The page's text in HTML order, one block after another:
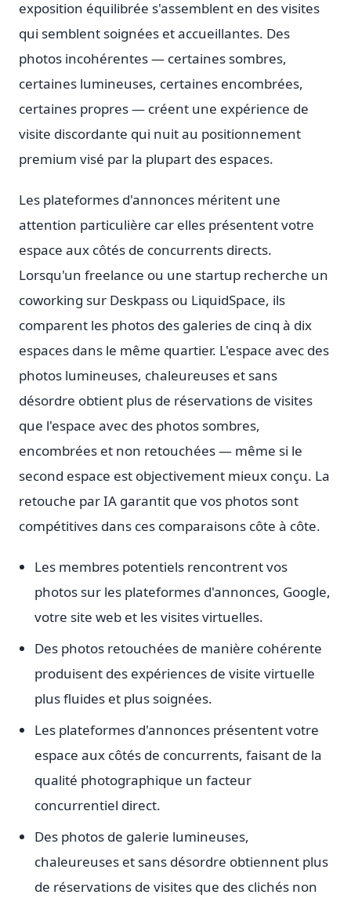
exposition équilibrée s'assemblent en des visites
qui semblent soignées et accueillantes. Des
photos incohérentes — certaines sombres,
certaines lumineuses, certaines encombrées,
certaines propres — créent une expérience de
visite discordante qui nuit au positionnement
premium visé par la plupart des espaces.
Les plateformes d'annonces méritent une
attention particulière car elles présentent votre
espace aux côtés de concurrents directs.
Lorsqu'un freelance ou une startup recherche un
coworking sur Deskpass ou LiquidSpace, ils
comparent les photos des galeries de cinq à dix
espaces dans le même quartier. L'espace avec des
photos lumineuses, chaleureuses et sans
désordre obtient plus de réservations de visites
que l'espace avec des photos sombres,
encombrées et non retouchées — même si le
second espace est objectivement mieux conçu. La
retouche par IA garantit que vos photos sont
compétitives dans ces comparaisons côte à côte.
Les membres potentiels rencontrent vos
photos sur les plateformes d'annonces, Google,
votre site web et les visites virtuelles.
Des photos retouchées de manière cohérente
produisent des expériences de visite virtuelle
plus fluides et plus soignées.
Les plateformes d'annonces présentent votre
espace aux côtés de concurrents, faisant de la
qualité photographique un facteur
concurrentiel direct.
Des photos de galerie lumineuses,
chaleureuses et sans désordre obtiennent plus
de réservations de visites que des clichés non